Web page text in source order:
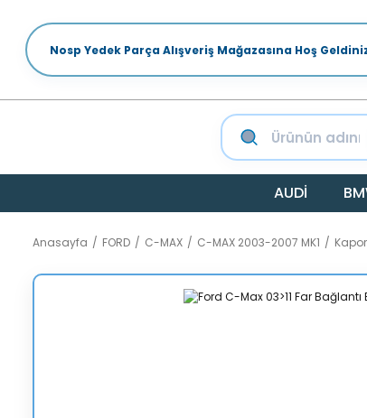
Nosp Yedek Parça Alışveriş Mağazasına Hoş
AUDİ
Anasayfa FORD C-MAX C-MAX 2003-2007 MK1